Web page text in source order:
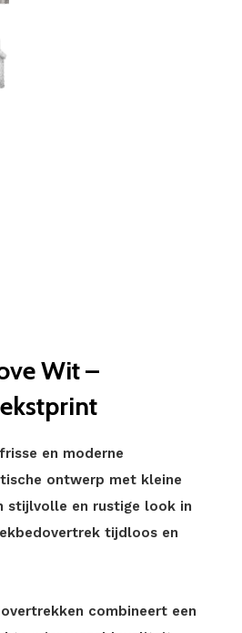
Wit –
en moderne
ontwerp met kleine
stijlvolle en rustige look in
tijdloos en
combineert een